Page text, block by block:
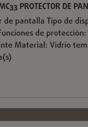
PROTECTOR DE
de pantalla Tipo de
de
Material: Vidrio